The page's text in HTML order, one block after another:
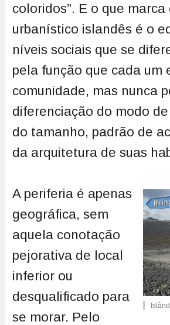
coloridos”. E o que marca
urbanístico islandês é o
níveis sociais que se
pela função que cada um
comunidade, mas nunca
diferenciação do modo
do tamanho, padrão de
da arquitetura de suas
A periferia é apenas
geográfica, sem
aquela conotação
pejorativa de local
inferior ou
desqualificado para
se morar. Pelo